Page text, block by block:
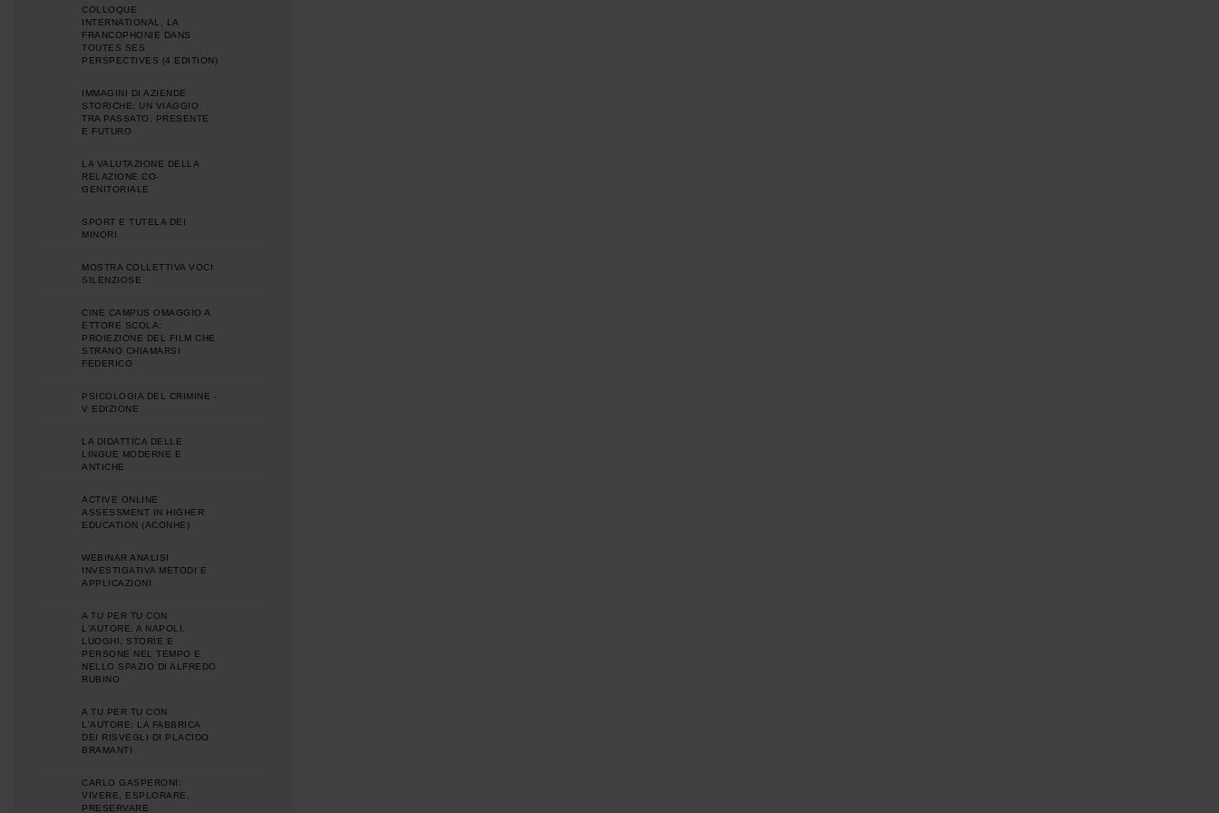
COLLOQUE
INTERNATIONAL, LA
FRANCOPHONIE DANS
TOUTES SES
PERSPECTIVES (4 EDITION)
IMMAGINI DI AZIENDE
STORICHE: UN VIAGGIO
TRA PASSATO, PRESENTE
E FUTURO
LA VALUTAZIONE DELLA
RELAZIONE CO-
GENITORIALE
SPORT E TUTELA DEI
MINORI
MOSTRA COLLETTIVA VOCI
SILENZIOSE
CINE CAMPUS OMAGGIO A
ETTORE SCOLA:
PROIEZIONE DEL FILM CHE
STRANO CHIAMARSI
FEDERICO
PSICOLOGIA DEL CRIMINE -
V EDIZIONE
LA DIDATTICA DELLE
LINGUE MODERNE E
ANTICHE
ACTIVE ONLINE
ASSESSMENT IN HIGHER
EDUCATION (ACONHE)
WEBINAR ANALISI
INVESTIGATIVA METODI E
APPLICAZIONI
A TU PER TU CON
L'AUTORE: A NAPOLI,
LUOGHI, STORIE E
PERSONE NEL TEMPO E
NELLO SPAZIO DI ALFREDO
RUBINO
A TU PER TU CON
L'AUTORE: LA FABBRICA
DEI RISVEGLI DI PLACIDO
BRAMANTI
CARLO GASPERONI:
VIVERE, ESPLORARE,
PRESERVARE